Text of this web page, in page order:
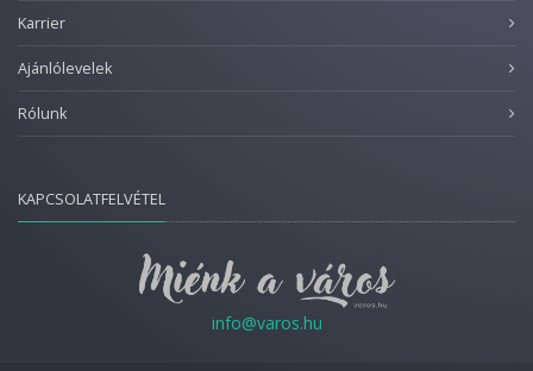
Karrier
Ajánlólevelek
Rólunk
KAPCSOLATFELVÉTEL
info@varos.hu